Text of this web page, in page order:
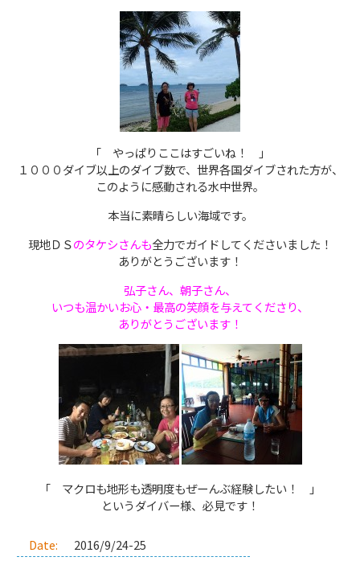
「 やっぱりここはすごいね！ 」
１０００ダイブ以上のダイブ数で、世界各国ダイブされた方が、
このように感動される水中世界。
本当に素晴らしい海域です。
現地ＤＳのタケシさんも全力でガイドしてくださいました！
ありがとうございます！
弘子さん、朝子さん、
いつも温かいお心・最高の笑顔を与えてくださり、
ありがとうございます！
「 マクロも地形も透明度もぜーんぶ経験したい！ 」
というダイバー様、必見です！
Date:
2016/9/24-25